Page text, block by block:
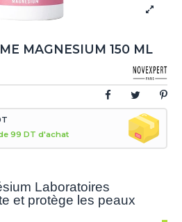
MAGNESIUM 150 ML
99 DT d'achat
Laboratoires
et protège les peaux